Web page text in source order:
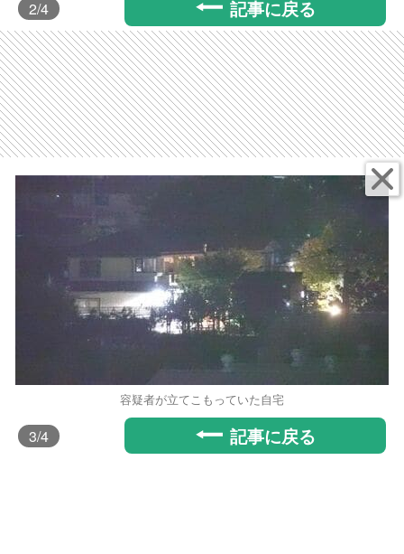
2/4 記事に戻る
容疑者が立てこもっていた自宅
3/4 記事に戻る